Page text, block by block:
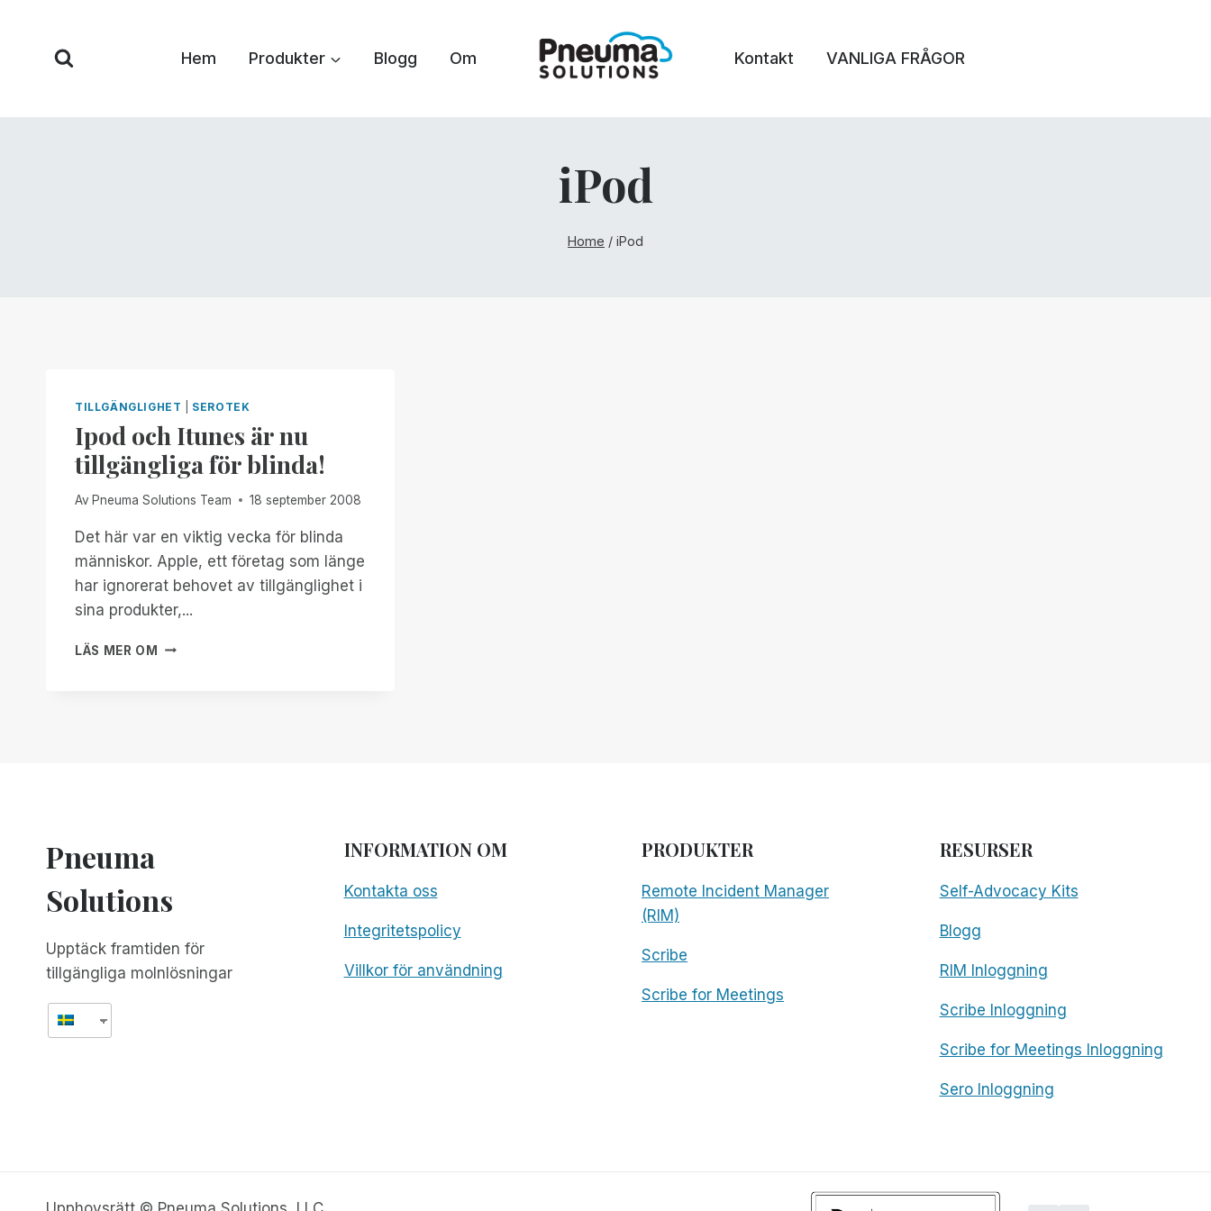
innehåll
Hem Produkter Blogg Om Kontakt VANLIGA FRÅGOR
iPod
Home / iPod
TILLGÄNGLIGHET SEROTEK
Ipod och Itunes är nu
tillgängliga för blinda!
Av Pneuma Solutions Team 18 september 2008
Det här var en viktig vecka för blinda
människor. Apple, ett företag som länge
har ignorerat behovet av tillgänglighet i
sina produkter,...
LÄS MER OM IPOD
Pneuma
Solutions
Upptäck framtiden för
tillgängliga molnlösningar
INFORMATION OM
Kontakta oss
Integritetspolicy
Villkor för användning
PRODUKTER
Remote Incident Manager
(RIM)
Scribe
Scribe for Meetings
RESURSER
Self-Advocacy Kits
Blogg
RIM Inloggning
Scribe Inloggning
Scribe for Meetings Inloggning
Sero Inloggning